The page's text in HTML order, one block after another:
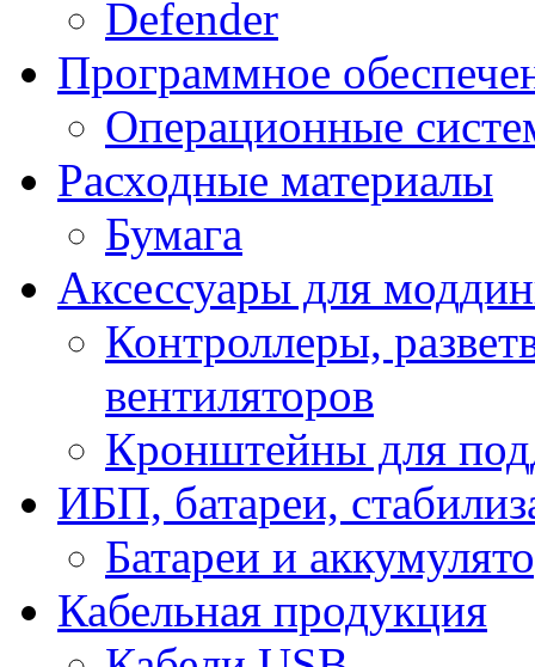
Defender
Программное
Операционные
Расходные материалы
Бумага
Аксессуары для
Контроллеры,
вентиляторов
Кронштейны для
ИБП, батареи,
Батареи и
Кабельная продукция